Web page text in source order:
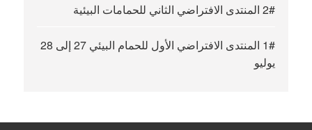
2# المنتدى الافتراضي الثاني للحمامات البيئية
1# المنتدى الافتراضي الأول للحمام البيئي 27 إلى 28
يوليو